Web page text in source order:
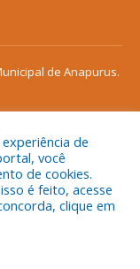
de Anapurus.
de
você
de cookies.
é feito, acesse
clique em